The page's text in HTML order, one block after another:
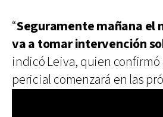
“Seguramente mañana el
va a tomar intervención
indicó Leiva, quien
pericial comenzará en las